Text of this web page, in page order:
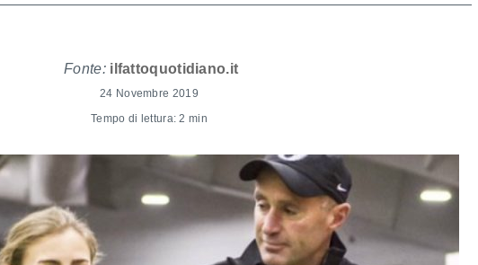
Fonte: ilfattoquotidiano.it
24 Novembre 2019
Tempo di lettura: 2 min